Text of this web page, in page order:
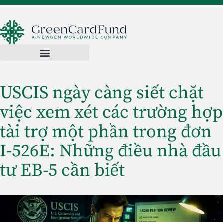
USCIS ngày càng siết chặt
việc xem xét các trường hợp
tài trợ một phần trong đơn
I-526E: Những điều nhà đầu
tư EB-5 cần biết